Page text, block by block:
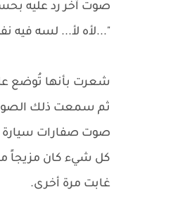
صوت آخر رد عليه
"...لأه لأ... لسه فيه
شعرت بأنها
ثم سمعت ذلك الصوت
صوت صفارات سيارة
كل شيء كان مزيجاً
غابت مرة أخرى.